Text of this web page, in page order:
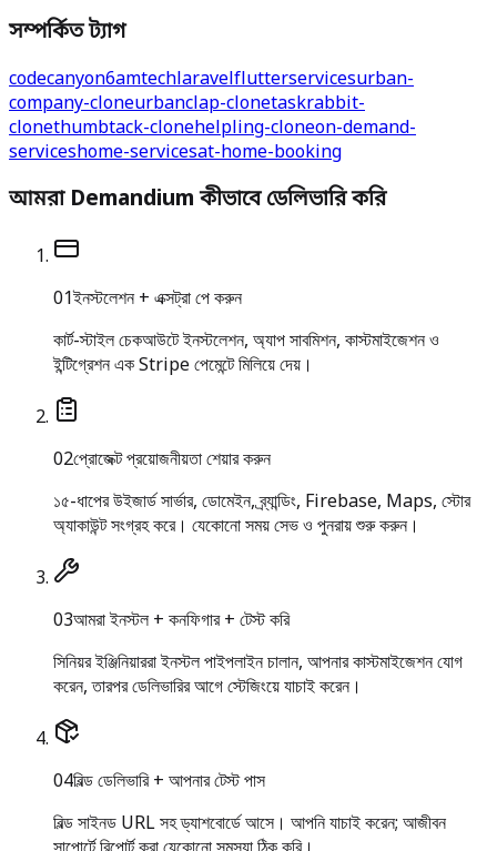
সম্পর্কিত ট্যাগ
codecanyon6amtechlaravelflutterservicesurban-
company-cloneurbanclap-clonetaskrabbit-
clonethumbtack-clonehelpling-cloneon-demand-
serviceshome-servicesat-home-booking
আমরা Demandium কীভাবে ডেলিভারি করি
01ইনস্টলেশন + এক্সট্রা পে করুন
কার্ট-স্টাইল চেকআউটে ইনস্টলেশন, অ্যাপ সাবমিশন, কাস্টমাইজেশন ও
ইন্টিগ্রেশন এক Stripe পেমেন্টে মিলিয়ে দেয়।
02প্রোজেক্ট প্রয়োজনীয়তা শেয়ার করুন
১৫-ধাপের উইজার্ড সার্ভার, ডোমেইন, ব্র্যান্ডিং, Firebase, Maps, স্টোর
অ্যাকাউন্ট সংগ্রহ করে। যেকোনো সময় সেভ ও পুনরায় শুরু করুন।
03আমরা ইনস্টল + কনফিগার + টেস্ট করি
সিনিয়র ইঞ্জিনিয়াররা ইনস্টল পাইপলাইন চালান, আপনার কাস্টমাইজেশন যোগ
করেন, তারপর ডেলিভারির আগে স্টেজিংয়ে যাচাই করেন।
04বিল্ড ডেলিভারি + আপনার টেস্ট পাস
বিল্ড সাইনড URL সহ ড্যাশবোর্ডে আসে। আপনি যাচাই করেন; আজীবন